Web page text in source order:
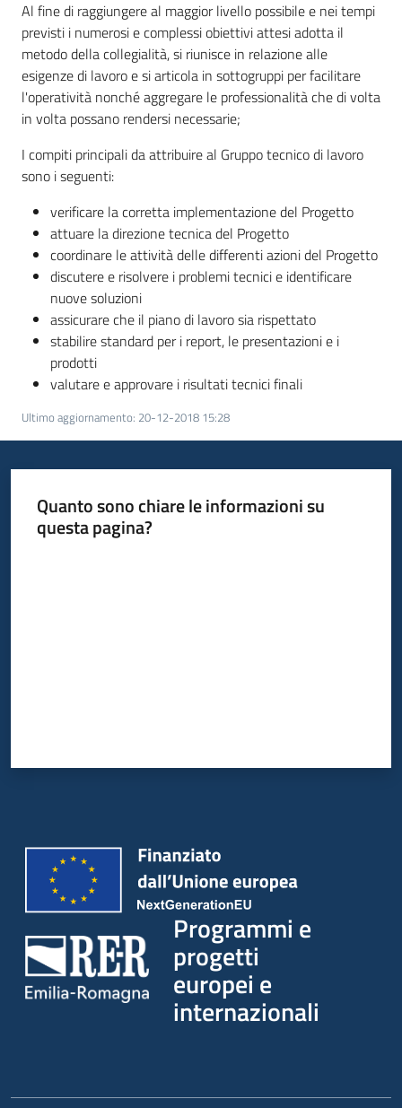
Al fine di raggiungere al maggior livello possibile e nei tempi
previsti i numerosi e complessi obiettivi attesi adotta il
metodo della collegialità, si riunisce in relazione alle
esigenze di lavoro e si articola in sottogruppi per facilitare
l'operatività nonché aggregare le professionalità che di volta
in volta possano rendersi necessarie;
I compiti principali da attribuire al Gruppo tecnico di lavoro
sono i seguenti:
verificare la corretta implementazione del Progetto
attuare la direzione tecnica del Progetto
coordinare le attività delle differenti azioni del Progetto
discutere e risolvere i problemi tecnici e identificare
nuove soluzioni
assicurare che il piano di lavoro sia rispettato
stabilire standard per i report, le presentazioni e i
prodotti
valutare e approvare i risultati tecnici finali
Ultimo aggiornamento: 20-12-2018 15:28
Quanto sono chiare le informazioni su
questa pagina?
Programmi e
progetti
europei e
internazionali